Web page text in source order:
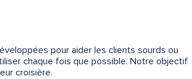
pour aider les clients sourds ou
chaque fois que possible. Notre objectif
croisière.